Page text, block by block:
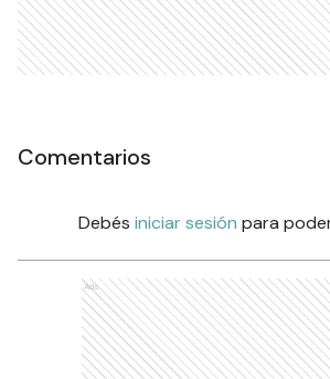
Comentarios
Debés iniciar sesión para
Ads